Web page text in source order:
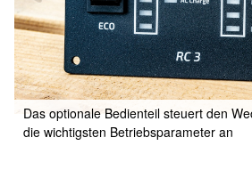
Das optionale Bedienteil steuert den
die wichtigsten Betriebsparameter an